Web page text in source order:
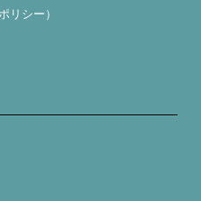
リシー）